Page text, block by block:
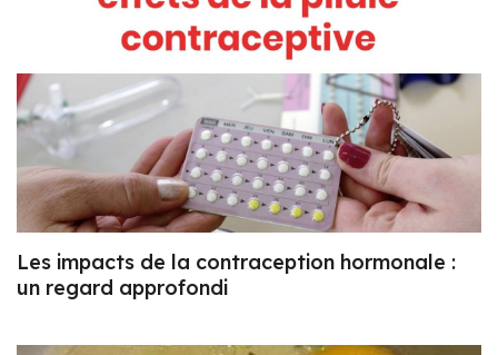
Les impacts de la contraception hormonale :
un regard approfondi